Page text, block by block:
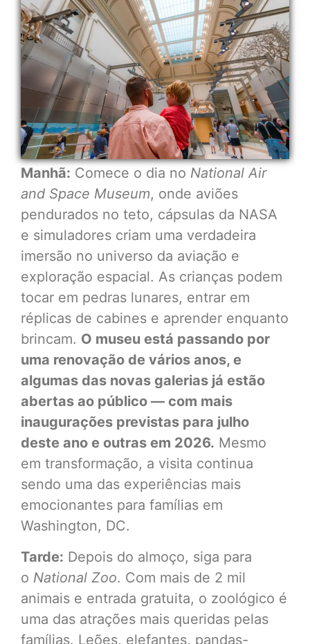
Manhã: Comece o dia no National Air
and Space Museum, onde aviões
pendurados no teto, cápsulas da NASA
e simuladores criam uma verdadeira
imersão no universo da aviação e
exploração espacial. As crianças podem
tocar em pedras lunares, entrar em
réplicas de cabines e aprender enquanto
brincam. O museu está passando por
uma renovação de vários anos, e
algumas das novas galerias já estão
abertas ao público — com mais
inaugurações previstas para julho
deste ano e outras em 2026. Mesmo
em transformação, a visita continua
sendo uma das experiências mais
emocionantes para famílias em
Washington, DC.
Tarde: Depois do almoço, siga para
o National Zoo. Com mais de 2 mil
animais e entrada gratuita, o zoológico é
uma das atrações mais queridas pelas
famílias. Leões, elefantes, pandas-